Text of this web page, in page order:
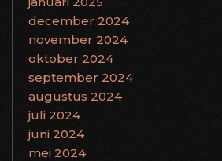
december 2024
november 2024
oktober 2024
september 2024
augustus 2024
juli 2024
juni 2024
mei 2024